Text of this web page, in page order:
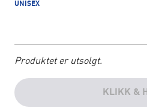
UNISEX
Produktet er utsolgt.
KLIKK &